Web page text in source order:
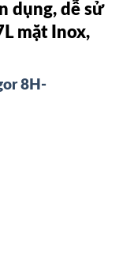
dụng, dễ sử
mặt Inox,
8H-